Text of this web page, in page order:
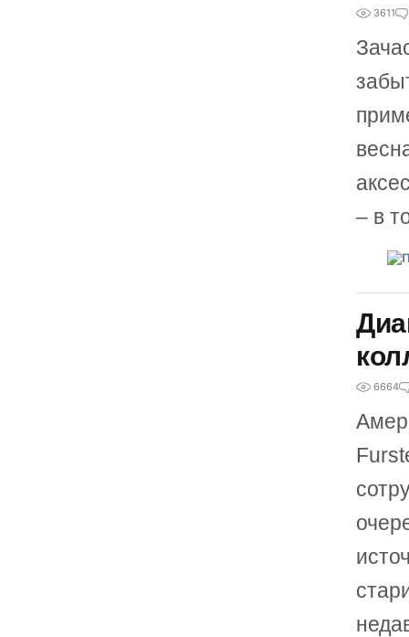
3611
– в
6664